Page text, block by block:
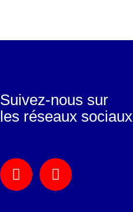
Suivez-nous sur
les réseaux sociaux